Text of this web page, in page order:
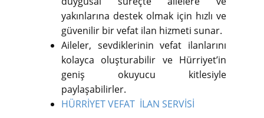
yakınlarına destek olmak için hızlı ve
güvenilir bir vefat ilan hizmeti sunar.
Aileler, sevdiklerinin vefat ilanlarını
kolayca oluşturabilir ve Hürriyet’in
geniş okuyucu kitlesiyle
paylaşabilirler.
HÜRRİYET VEFAT İLAN SERVİSİ